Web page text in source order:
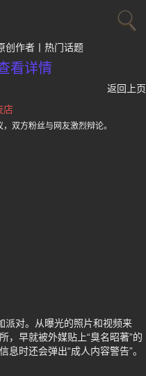
创作者 热门话题
看详情
返回上页
店
双方粉丝与网友激烈辩论。
派对。从曝光的照片和视频来
，早就被外媒贴上“臭名昭著”的
时还会弹出“成人内容警告”。